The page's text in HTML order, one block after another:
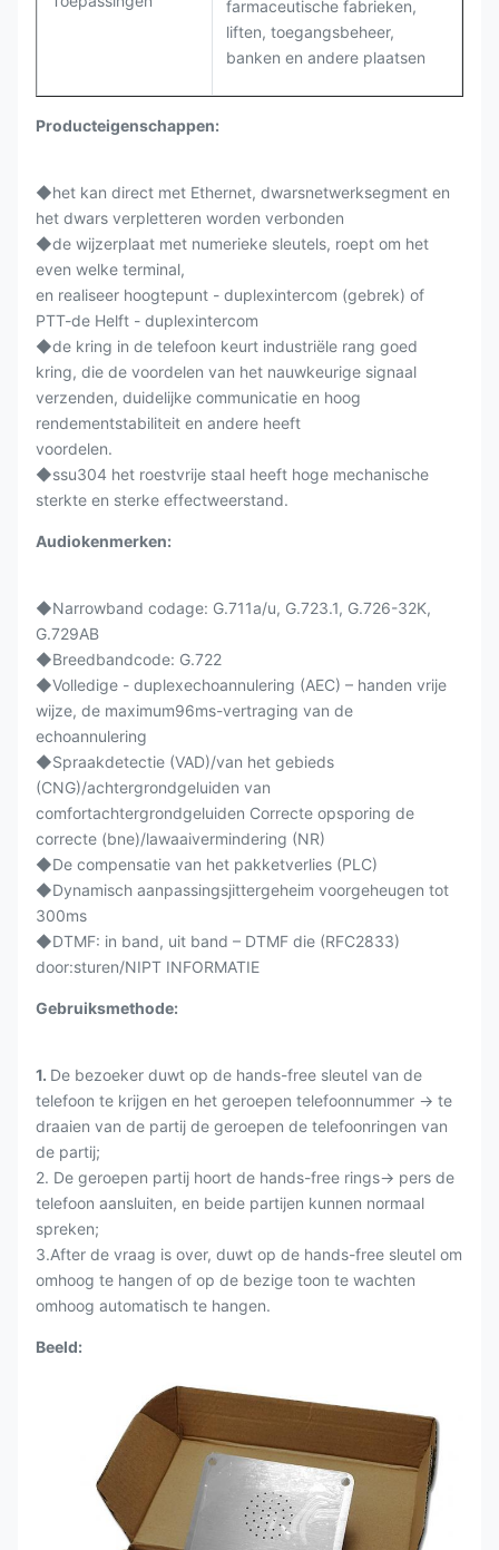
farmaceutische fabrieken,
liften, toegangsbeheer,
banken en andere plaatsen
Producteigenschappen:
◆het kan direct met Ethernet, dwarsnetwerksegment en
het dwars verpletteren worden verbonden
◆de wijzerplaat met numerieke sleutels, roept om het
even welke terminal,
en realiseer hoogtepunt - duplexintercom (gebrek) of
PTT-de Helft - duplexintercom
◆de kring in de telefoon keurt industriële rang goed
kring, die de voordelen van het nauwkeurige signaal
verzenden, duidelijke communicatie en hoog
rendementstabiliteit en andere heeft
voordelen.
◆ssu304 het roestvrije staal heeft hoge mechanische
sterkte en sterke effectweerstand.
Audiokenmerken:
◆Narrowband codage: G.711a/u, G.723.1, G.726-32K,
G.729AB
◆Breedbandcode: G.722
◆Volledige - duplexechoannulering (AEC) – handen vrije
wijze, de maximum96ms-vertraging van de
echoannulering
◆Spraakdetectie (VAD)/van het gebieds
(CNG)/achtergrondgeluiden van
comfortachtergrondgeluiden Correcte opsporing de
correcte (bne)/lawaaivermindering (NR)
◆De compensatie van het pakketverlies (PLC)
◆Dynamisch aanpassingsjittergeheim voorgeheugen tot
300ms
◆DTMF: in band, uit band – DTMF die (RFC2833)
door:sturen/NIPT INFORMATIE
Gebruiksmethode:
1. De bezoeker duwt op de hands-free sleutel van de
telefoon te krijgen en het geroepen telefoonnummer → te
draaien van de partij de geroepen de telefoonringen van
de partij;
2. De geroepen partij hoort de hands-free rings→ pers de
telefoon aansluiten, en beide partijen kunnen normaal
spreken;
3.After de vraag is over, duwt op de hands-free sleutel om
omhoog te hangen of op de bezige toon te wachten
omhoog automatisch te hangen.
Beeld: